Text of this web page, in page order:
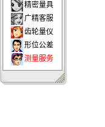
精密量具
广精客服
齿轮量仪
形位公差
测量服务